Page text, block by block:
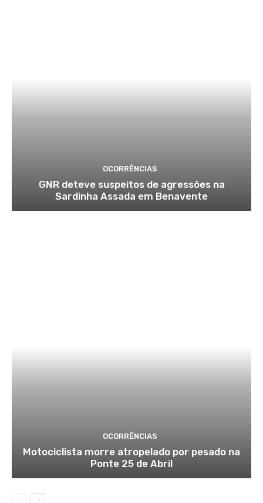
OCORRÊNCIAS
GNR deteve suspeitos de agressões na
Sardinha Assada em Benavente
OCORRÊNCIAS
Motociclista morre atropelado por pesado na
Ponte 25 de Abril